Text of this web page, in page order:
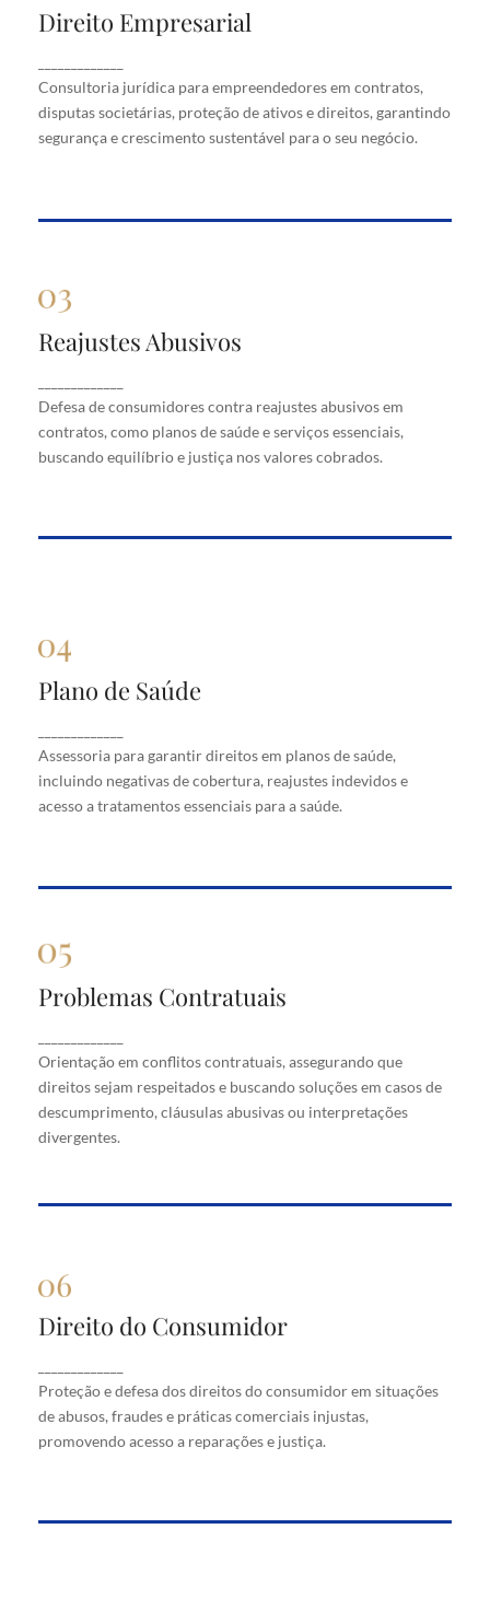
Direito Empresarial
Consultoria jurídica para empreendedores em contratos,
disputas societárias, proteção de ativos e direitos, garantindo
segurança e crescimento sustentável para o seu negócio.
Direito Empresarial
contratos, disputas societárias, proteção de ativos
e direitos, garantindo segurança e crescimento
sustentável para o seu negócio.
Reajustes Abusivos
Defesa de consumidores contra reajustes abusivos em
contratos, como planos de saúde e serviços essenciais,
buscando equilíbrio e justiça nos valores cobrados.
Reajustes Abusivos
em contratos, como planos de saúde e serviços
essenciais, buscando equilíbrio e justiça nos valores
cobrados.
Plano de Saúde
Assessoria para garantir direitos em planos de saúde,
incluindo negativas de cobertura, reajustes indevidos e
acesso a tratamentos essenciais para a saúde.
Plano de Saúde
saúde, incluindo negativas de cobertura, reajustes
indevidos e acesso a tratamentos essenciais para a
saúde.
Problemas Contratuais
Orientação em conflitos contratuais, assegurando que
direitos sejam respeitados e buscando soluções em casos de
descumprimento, cláusulas abusivas ou interpretações
divergentes.
Problemas Contratuais
que direitos sejam respeitados e buscando soluções
em casos de descumprimento, cláusulas abusivas
ou interpretações divergentes.
Direito do Consumidor
Proteção e defesa dos direitos do consumidor em situações
de abusos, fraudes e práticas comerciais injustas,
promovendo acesso a reparações e justiça.
Direito do Consumidor
situações de abusos, fraudes e práticas comerciais
injustas, promovendo acesso a reparações e justiça.